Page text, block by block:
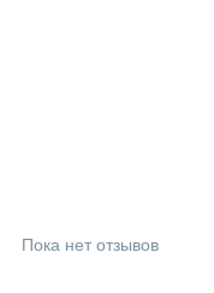
Пока нет отзывов